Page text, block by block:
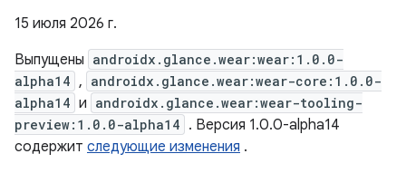
15 июля 2026 г.
Выпущены androidx.glance.wear:wear:1.0.0-
alpha14 , androidx.glance.wear:wear-core:1.0.0-
alpha14 и androidx.glance.wear:wear-tooling-
preview:1.0.0-alpha14 . Версия 1.0.0-alpha14
содержит следующие изменения .